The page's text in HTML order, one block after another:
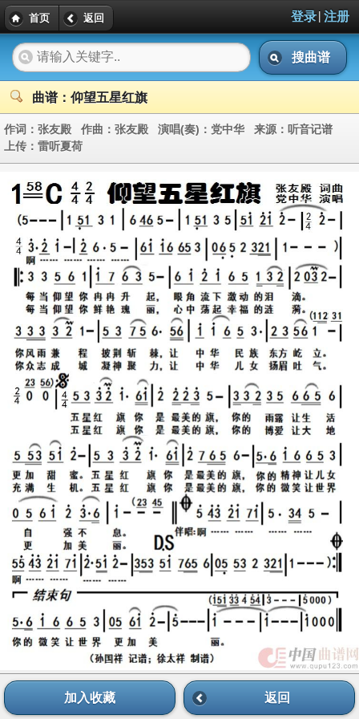
首页 返回 登录| 注册
搜曲谱
曲谱：仰望五星红旗
作词： 张友殿 作曲： 张友殿 演唱(奏)： 党中华 来源： 听音记谱
上传： 雷听夏荷
加入收藏 返回